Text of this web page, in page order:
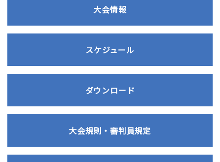
大会情報
スケジュール
ダウンロード
大会規則・審判員規定